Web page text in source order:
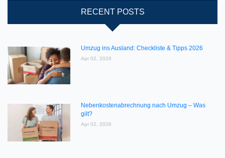
RECENT POSTS
Umzug ins Ausland: Checkliste & Tipps 2026
Apr 02, 2026
Nebenkostenabrechnung nach Umzug – Was
gilt?
Apr 02, 2026